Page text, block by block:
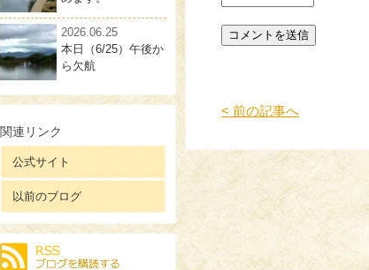
2026.06.25
本日（6/25）午後か
ら欠航
関連リンク
公式サイト
以前のブログ
< 前の記事へ